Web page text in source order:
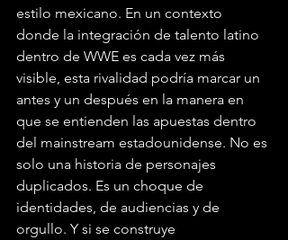
estilo mexicano. En un contexto
donde la integración de talento latino
dentro de WWE es cada vez más
visible, esta rivalidad podría marcar un
antes y un después en la manera en
que se entienden las apuestas dentro
del mainstream estadounidense. No es
solo una historia de personajes
duplicados. Es un choque de
identidades, de audiencias y de
orgullo. Y si se construye